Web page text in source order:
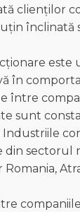
clienților
înclinată
este
în
între
sunt
sectorul